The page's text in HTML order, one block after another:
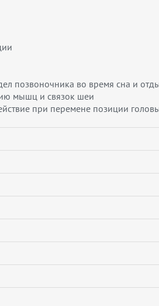
позвоночника во время сна и
мышц и связок шеи
при перемене позиции